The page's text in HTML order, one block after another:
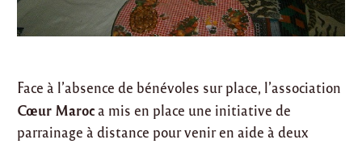
Face à l’absence de bénévoles sur place, l’association
Cœur Maroca mis en place une initiative de
parrainage à distance pour venir en aide à deux